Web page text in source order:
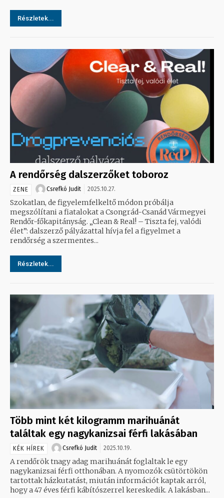
Részletek...
A rendőrség dalszerzőket toboroz
ZENE Csrefkó Judit 2025.10.27.
Szokatlan, de figyelemfelkeltő módon próbálja
megszólítani a fiatalokat a Csongrád-Csanád Vármegyei
Rendőr-főkapitányság. „Clean & Real! – Tiszta fej, valódi
élet”: dalszerző pályázattal hívja fel a figyelmet a
rendőrség a szermentes...
Részletek...
Több mint két kilogramm marihuánát
találtak egy nagykanizsai férfi lakásában
KÉK HÍREK Csrefkó Judit 2025.10.19.
A rendőrök tnagy adag marihuánát foglaltak le egy
nagykanizsai férfi otthonában. A nyomozók csütörtökön
tartottak házkutatást, miután információt kaptak arról,
hogy a 47 éves férfi kábítószerrel kereskedik. A lakásban...